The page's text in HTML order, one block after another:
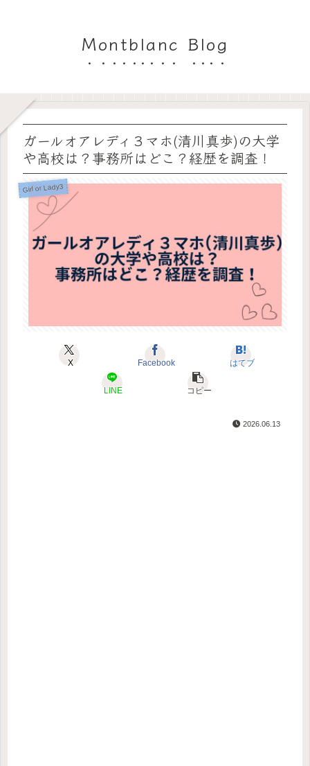
Montblanc Blog
ガールオアレディ３マホ(清川真歩)の大学
や高校は？事務所はどこ？経歴を調査！
Girl or Lady3
X Facebook はてブ
LINE コピー
2026.06.13